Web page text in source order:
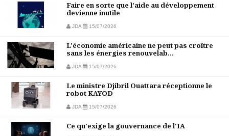
Faire en sorte que l’aide au développement
devienne inutile
JDA 15/07/2026
L'économie américaine ne peut pas croître
sans les énergies renouvelab...
JDA 15/07/2026
Le ministre Djibril Ouattara réceptionne le
robot KAYOD
JDA 15/07/2026
Ce qu'exige la gouvernance de l'IA